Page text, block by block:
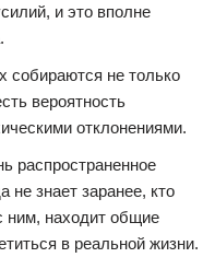
и это вполне
собираются не только
вероятность
отклонениями.
распространенное
не знает заранее, кто
ним, находит общие
в реальной жизни.